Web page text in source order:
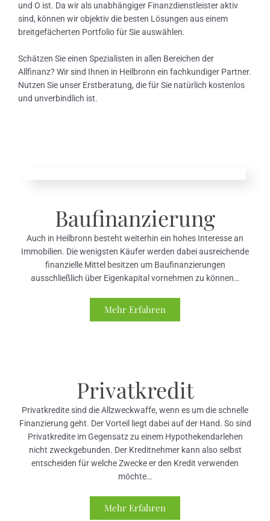
und O ist. Da wir als unabhängiger Finanzdienstleister aktiv
sind, können wir objektiv die besten Lösungen aus einem
breitgefächerten Portfolio für Sie auswählen.
Schätzen Sie einen Spezialisten in allen Bereichen der
Allfinanz? Wir sind Ihnen in Heilbronn ein fachkundiger Partner.
Nutzen Sie unser Erstberatung, die für Sie natürlich kostenlos
und unverbindlich ist.
Baufinanzierung
Auch in Heilbronn besteht weiterhin ein hohes Interesse an
Immobilien. Die wenigsten Käufer werden dabei ausreichende
finanzielle Mittel besitzen um Baufinanzierungen
ausschließlich über Eigenkapital vornehmen zu können…
Mehr Erfahren
Privatkredit
Privatkredite sind die Allzweckwaffe, wenn es um die schnelle
Finanzierung geht. Der Vorteil liegt dabei auf der Hand. So sind
Privatkredite im Gegensatz zu einem Hypothekendarlehen
nicht zweckgebunden. Der Kreditnehmer kann also selbst
entscheiden für welche Zwecke er den Kredit verwenden
möchte…
Mehr Erfahren